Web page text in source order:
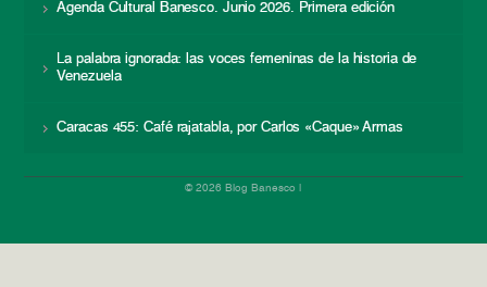
Agenda Cultural Banesco. Junio 2026. Primera edición
La palabra ignorada: las voces femeninas de la historia de
Venezuela
Caracas 455: Café rajatabla, por Carlos «Caque» Armas
© 2026 Blog Banesco |